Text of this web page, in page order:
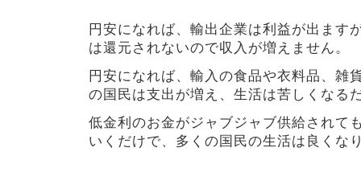
円安になれば、輸出企業は利益が出ます
は還元されないので収入が増えません。
円安になれば、輸入の食品や衣料品、雑
の国民は支出が増え、生活は苦しくなる
低金利のお金がジャブジャブ供給されて
いくだけで、多くの国民の生活は良くな